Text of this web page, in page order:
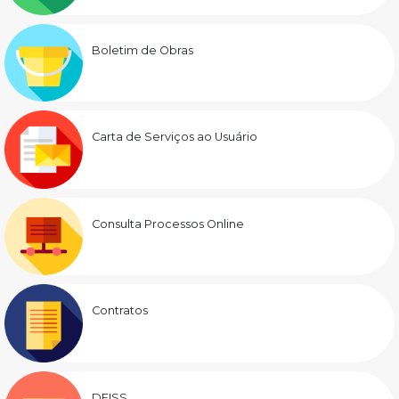
Boletim de Obras
Carta de Serviços ao Usuário
Consulta Processos Online
Contratos